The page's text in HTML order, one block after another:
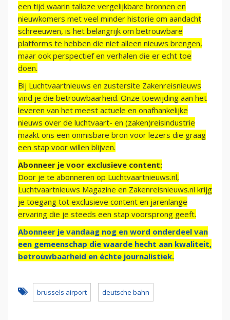
een tijd waarin talloze vergelijkbare bronnen en
nieuwkomers met veel minder historie om aandacht
schreeuwen, is het belangrijk om betrouwbare
platforms te hebben die niet alleen nieuws brengen,
maar ook perspectief en verhalen die er echt toe
doen.
Bij Luchtvaartnieuws en zustersite Zakenreisnieuws
vind je die betrouwbaarheid. Onze toewijding aan het
leveren van het meest actuele en onafhankelijke
nieuws over de luchtvaart- en (zaken)reisindustrie
maakt ons een onmisbare bron voor lezers die graag
een stap voor willen blijven.
Abonneer je voor exclusieve content:
Door je te abonneren op Luchtvaartnieuws.nl,
Luchtvaartnieuws Magazine en Zakenreisnieuws.nl krijg
je toegang tot exclusieve content en jarenlange
ervaring die je steeds een stap voorsprong geeft.
Abonneer je vandaag nog en word onderdeel van
een gemeenschap die waarde hecht aan kwaliteit,
betrouwbaarheid en échte journalistiek.
brussels airport deutsche bahn